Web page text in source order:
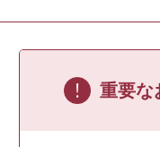
を
く
重要な